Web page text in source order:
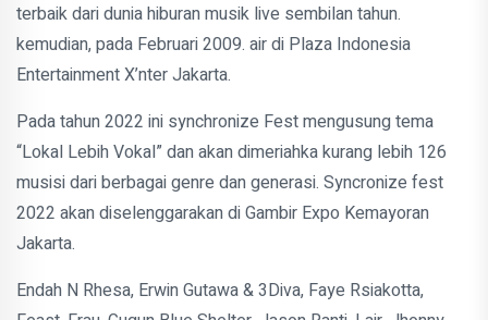
terbaik dari dunia hiburan musik live sembilan tahun.
kemudian, pada Februari 2009. air di Plaza Indonesia
Entertainment X’nter Jakarta.
Pada tahun 2022 ini synchronize Fest mengusung tema
“Lokal Lebih Vokal” dan akan dimeriahka kurang lebih 126
musisi dari berbagai genre dan generasi. Syncronize fest
2022 akan diselenggarakan di Gambir Expo Kemayoran
Jakarta.
Endah N Rhesa, Erwin Gutawa & 3Diva, Faye Rsiakotta,